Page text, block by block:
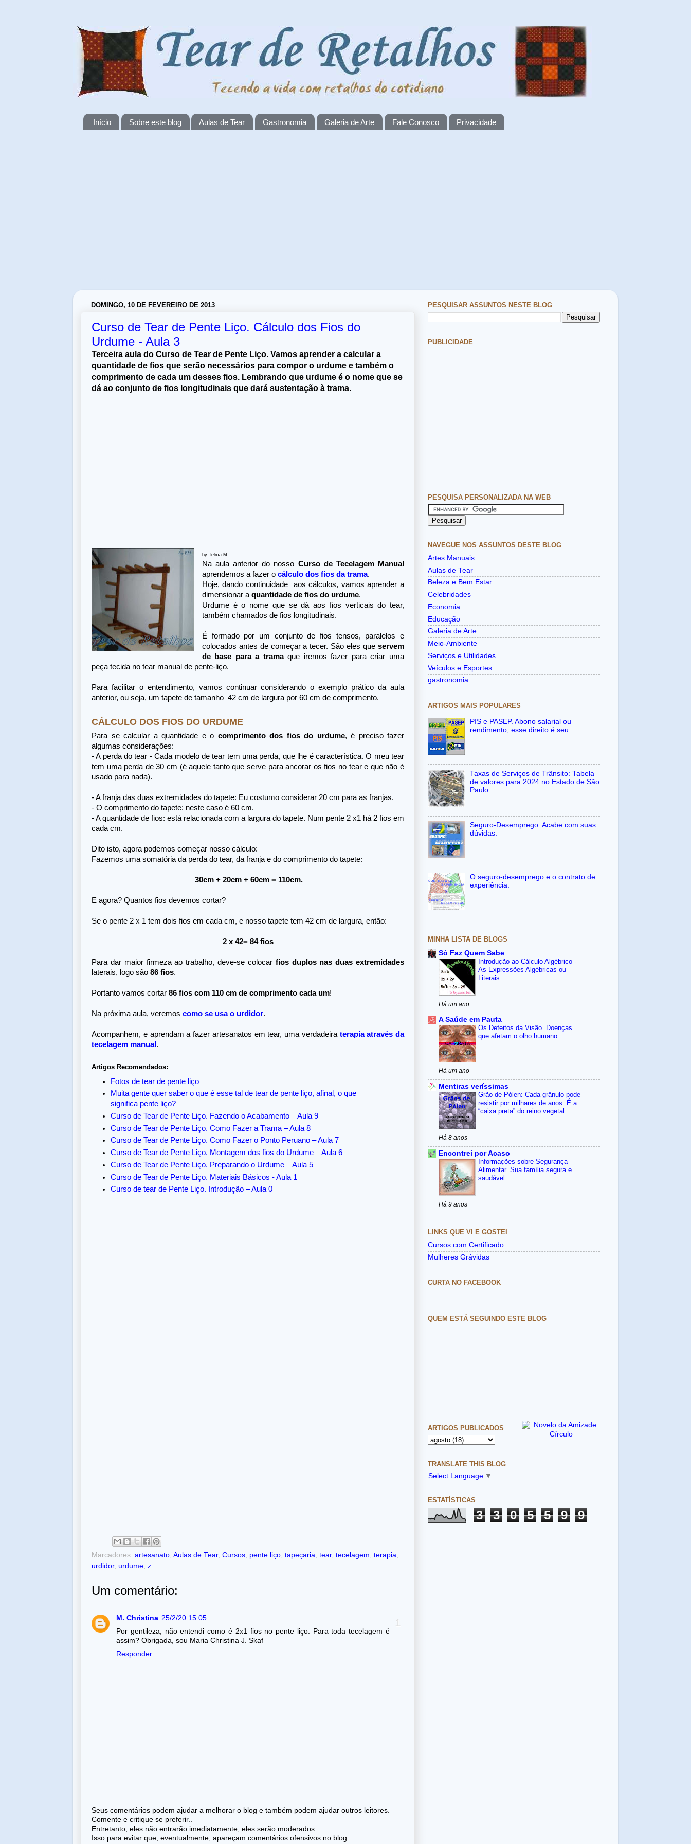
Início Sobre este blog Aulas de Tear Gastronomia Galeria de Arte Fale Conosco Privacidade
DOMINGO, 10 DE FEVEREIRO DE 2013
Curso de Tear de Pente Liço. Cálculo dos Fios do
Urdume - Aula 3
Terceira aula do Curso de Tear de Pente Liço. Vamos aprender a calcular a
quantidade de fios que serão necessários para compor o urdume e também o
comprimento de cada um desses fios. Lembrando que urdume é o nome que se
dá ao conjunto de fios longitudinais que dará sustentação à trama.
by Telma M.
Na aula anterior do nosso Curso de Tecelagem Manual
aprendemos a fazer o cálculo dos fios da trama.
Hoje, dando continuidade aos cálculos, vamos aprender a
dimensionar aquantidade de fios do urdume.
Urdume é o nome que se dá aos fios verticais do tear,
também chamados de fios longitudinais.
É formado por um conjunto de fios tensos, paralelos e
colocados antes de começar a tecer. São eles que servem
de base para a tramaque iremos fazer para criar uma
peça tecida no tear manual de pente-liço.
Para facilitar o entendimento, vamos continuar considerando o exemplo prático da aula
anterior, ou seja, um tapete de tamanho 42 cm de largura por 60 cm de comprimento.
CÁLCULO DOS FIOS DO URDUME
Para se calcular a quantidade e o comprimento dos fios do urdume, é preciso fazer
algumas considerações:
- A perda do tear - Cada modelo de tear tem uma perda, que lhe é característica. O meu tear
tem uma perda de 30 cm (é aquele tanto que serve para ancorar os fios no tear e que não é
usado para nada).
- A franja das duas extremidades do tapete: Eu costumo considerar 20 cm para as franjas.
- O comprimento do tapete: neste caso é 60 cm.
- A quantidade de fios: está relacionada com a largura do tapete. Num pente 2 x1 há 2 fios em
cada cm.
Dito isto, agora podemos começar nosso cálculo:
Fazemos uma somatória da perda do tear, da franja e do comprimento do tapete:
30cm + 20cm + 60cm = 110cm.
E agora? Quantos fios devemos cortar?
Se o pente 2 x 1 tem dois fios em cada cm, e nosso tapete tem 42 cm de largura, então:
2 x 42= 84 fios
Para dar maior firmeza ao trabalho, deve-se colocar fios duplos nas duas extremidades
laterais, logo são 86 fios.
Portanto vamos cortar 86 fios com 110 cm de comprimento cada um!
Na próxima aula, veremos como se usa o urdidor.
Acompanhem, e aprendam a fazer artesanatos em tear, uma verdadeira terapia através da
tecelagem manual .
Artigos Recomendados:
Fotos de tear de pente liço
Muita gente quer saber o que é esse tal de tear de pente liço, afinal, o que
significa pente liço?
Curso de Tear de Pente Liço. Fazendo o Acabamento – Aula 9
Curso de Tear de Pente Liço. Como Fazer a Trama – Aula 8
Curso de Tear de Pente Liço. Como Fazer o Ponto Peruano – Aula 7
Curso de Tear de Pente Liço. Montagem dos fios do Urdume – Aula 6
Curso de Tear de Pente Liço. Preparando o Urdume – Aula 5
Curso de Tear de Pente Liço. Materiais Básicos - Aula 1
Curso de tear de Pente Liço. Introdução – Aula 0
Marcadores: artesanato, Aulas de Tear, Cursos, pente liço, tapeçaria, tear, tecelagem, terapia,
urdidor, urdume, z
Um comentário:
M. Christina 25/2/20 15:05
Por gentileza, não entendi como é 2x1 fios no pente liço. Para toda tecelagem é
assim? Obrigada, sou Maria Christina J. Skaf
Responder
Seus comentários podem ajudar a melhorar o blog e também podem ajudar outros leitores.
Comente e critique se preferir..
Entretanto, eles não entrarão imediatamente, eles serão moderados.
Isso para evitar que, eventualmente, apareçam comentários ofensivos no blog.
PESQUISAR ASSUNTOS NESTE BLOG
PUBLICIDADE
PESQUISA PERSONALIZADA NA WEB
NAVEGUE NOS ASSUNTOS DESTE BLOG
Artes Manuais
Aulas de Tear
Beleza e Bem Estar
Celebridades
Economia
Educação
Galeria de Arte
Meio-Ambiente
Serviços e Utilidades
Veículos e Esportes
gastronomia
ARTIGOS MAIS POPULARES
PIS e PASEP. Abono salarial ou
rendimento, esse direito é seu.
Taxas de Serviços de Trânsito: Tabela
de valores para 2024 no Estado de São
Paulo.
Seguro-Desemprego. Acabe com suas
dúvidas.
O seguro-desemprego e o contrato de
experiência.
MINHA LISTA DE BLOGS
Só Faz Quem Sabe
Introdução ao Cálculo Algébrico -
As Expressões Algébricas ou
Literais
Há um ano
A Saúde em Pauta
Os Defeitos da Visão. Doenças
que afetam o olho humano.
Há um ano
Mentiras veríssimas
Grão de Pólen: Cada grânulo pode
resistir por milhares de anos. É a
“caixa preta” do reino vegetal
Há 8 anos
Encontrei por Acaso
Informações sobre Segurança
Alimentar. Sua família segura e
saudável.
Há 9 anos
LINKS QUE VI E GOSTEI
Cursos com Certificado
Mulheres Grávidas
CURTA NO FACEBOOK
QUEM ESTÁ SEGUINDO ESTE BLOG
ARTIGOS PUBLICADOS
TRANSLATE THIS BLOG
Select Language ▼
ESTATÍSTICAS
3 3 0 5 5 9 9